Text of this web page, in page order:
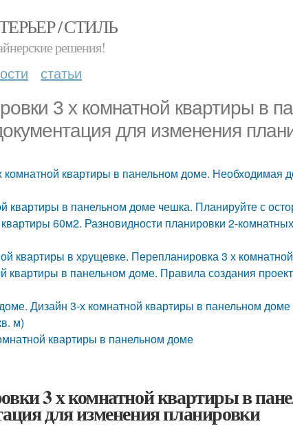
/ СТИЛЬ
решения!
статьи
3 х комнатной квартиры в
для изменения
квартиры в панельном доме. Необходимая
квартиры в панельном доме чешка. Планируйте с
60м2. Разновидности планировки 2-
квартиры в хрущевке. Перепланировка 3 х
квартиры в панельном доме. Правила создания
Дизайн 3-х комнатной квартиры в панельном доме
м)
квартиры в панельном доме
3 х комнатной квартиры в
для изменения планировки